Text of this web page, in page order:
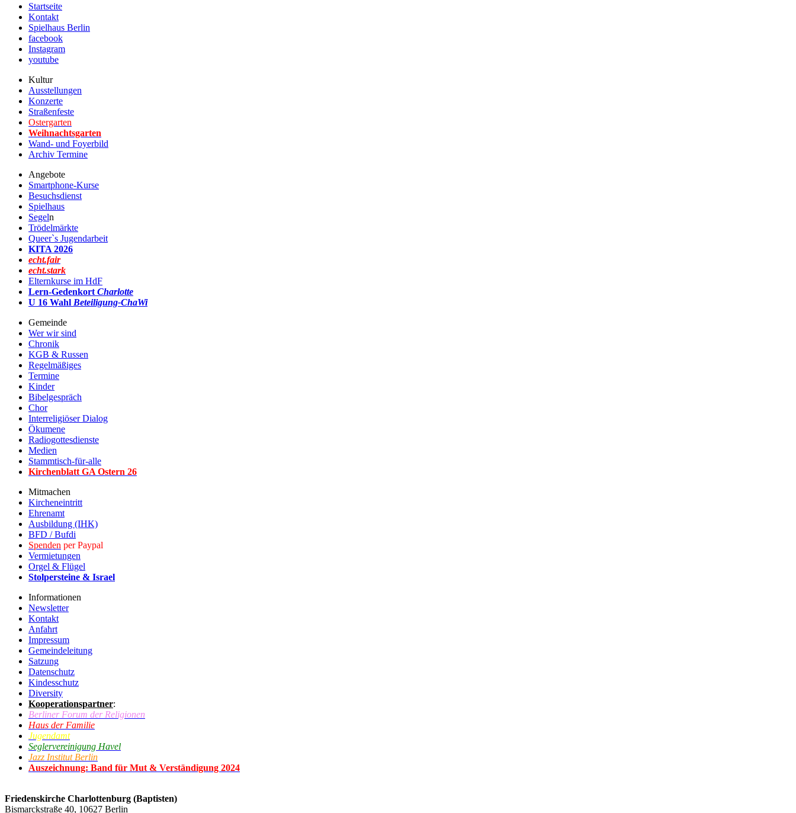
Startseite
Kontakt
Spielhaus Berlin
facebook
Instagram
youtube
Kultur
Ausstellungen
Konzerte
Straßenfeste
Ostergarten
Weihnachtsgarten
Wand- und Foyerbild
Archiv Termine
Angebote
Smartphone-Kurse
Besuchsdienst
Spielhaus
Segeln
Trödelmärkte
Queer`s Jugendarbeit
KITA 2026
echt.fair
echt.stark
Elternkurse im HdF
Lern-Gedenkort Charlotte
U 16 Wahl Beteiligung-ChaWi
Gemeinde
Wer wir sind
Chronik
KGB & Russen
Regelmäßiges
Termine
Kinder
Bibelgespräch
Chor
Interreligiöser Dialog
Ökumene
Radiogottesdienste
Medien
Stammtisch-für-alle
Kirchenblatt GA Ostern 26
Mitmachen
Kircheneintritt
Ehrenamt
Ausbildung (IHK)
BFD / Bufdi
Spenden per Paypal
Vermietungen
Orgel & Flügel
Stolpersteine & Israel
Informationen
Newsletter
Kontakt
Anfahrt
Impressum
Gemeindeleitung
Satzung
Datenschutz
Kindesschutz
Diversity
Kooperationspartner:
Berliner Forum der Religionen
Haus der Familie
Jugendamt
Seglervereinigung Havel
Jazz Institut Berlin
Auszeichnung: Band für Mut & Verständigung 2024
Friedenskirche Charlottenburg (Baptisten)
Bismarckstraße 40, 10627 Berlin